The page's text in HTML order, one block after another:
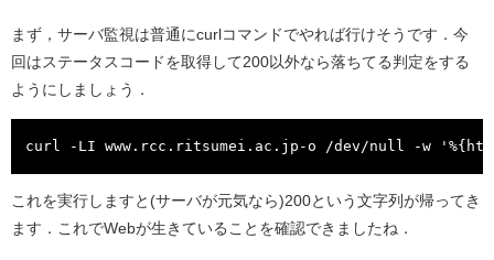
まず，サーバ監視は普通にcurlコマンドでやれば行けそうです．今
回はステータスコードを取得して200以外なら落ちてる判定をする
ようにしましょう．
これを実行しますと(サーバが元気なら)200という文字列が帰ってき
ます．これでWebが生きていることを確認できましたね．